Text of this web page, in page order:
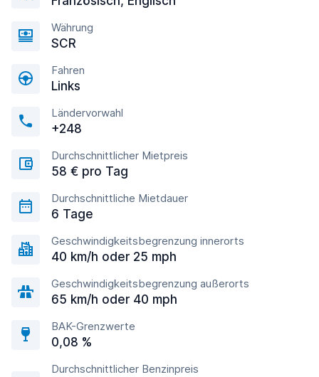
Währung
SCR
Fahren
Links
Ländervorwahl
+248
Durchschnittlicher Mietpreis
58 € pro Tag
Durchschnittliche Mietdauer
6 Tage
Geschwindigkeitsbegrenzung innerorts
40 km/h oder 25 mph
Geschwindigkeitsbegrenzung außerorts
65 km/h oder 40 mph
BAK-Grenzwerte
0,08 %
Durchschnittlicher Benzinpreis